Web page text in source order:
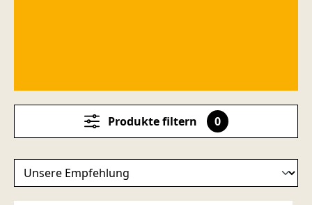
Produkte filtern 0